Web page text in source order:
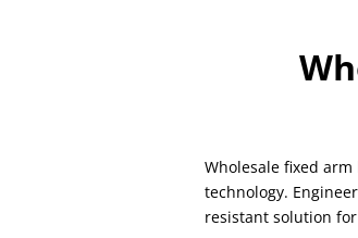
Wholesale fixed
technology.
resistant solution